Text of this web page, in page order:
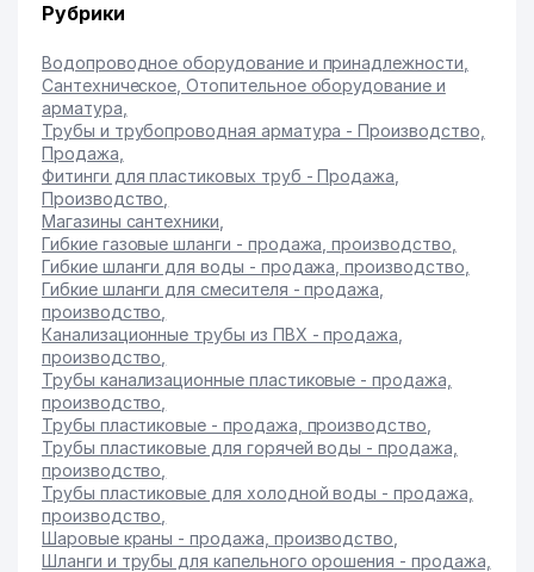
Рубрики
Водопроводное оборудование и принадлежности
Сантехническое, Отопительное оборудование и
арматура
Трубы и трубопроводная арматура - Производство,
Продажа
Фитинги для пластиковых труб - Продажа,
Производство
Магазины сантехники
Гибкие газовые шланги - продажа, производство
Гибкие шланги для воды - продажа, производство
Гибкие шланги для смесителя - продажа,
производство
Канализационные трубы из ПВХ - продажа,
производство
Трубы канализационные пластиковые - продажа,
производство
Трубы пластиковые - продажа, производство
Трубы пластиковые для горячей воды - продажа,
производство
Трубы пластиковые для холодной воды - продажа,
производство
Шаровые краны - продажа, производство
Шланги и трубы для капельного орошения - продажа,